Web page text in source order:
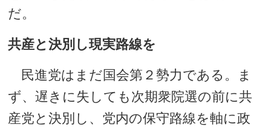
だ。
共産と決別し現実路線を
民進党はまだ国会第２勢力である。ま
ず、遅きに失しても次期衆院選の前に共
産党と決別し、党内の保守路線を軸に政